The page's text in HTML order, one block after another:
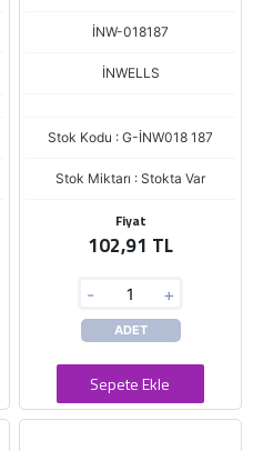
İNW-018187
İNWELLS
Stok Kodu : G-İNW018 187
Stok Miktarı : Stokta Var
Fiyat
102,91 TL
- +
ADET
Sepete Ekle